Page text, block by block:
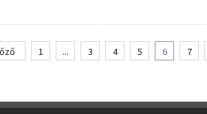
1 ... 3 4 5 6 7